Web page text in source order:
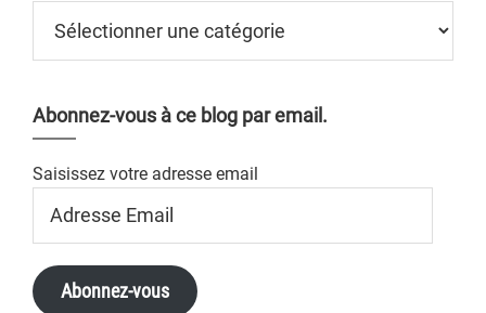
Abonnez-vous à ce blog par email.
Saisissez votre adresse email
Email
Abonnez-vous